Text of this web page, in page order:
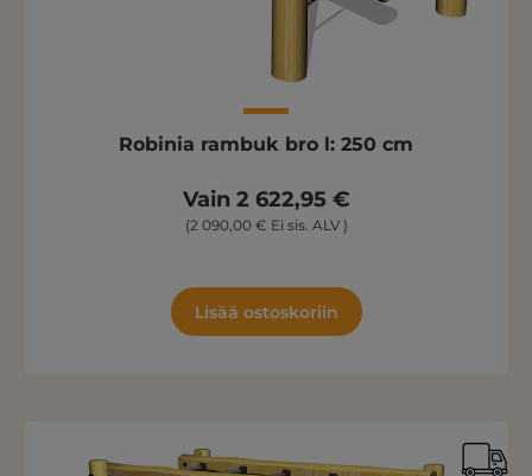
Robinia rambuk bro l: 250 cm
Vain 2 622,95 €
(2 090,00 € Ei sis. ALV )
Lisää ostoskoriin